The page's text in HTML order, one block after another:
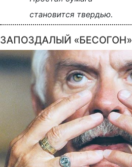
становится твердью.
ЗАПОЗДАЛЫЙ «БЕСОГОН»